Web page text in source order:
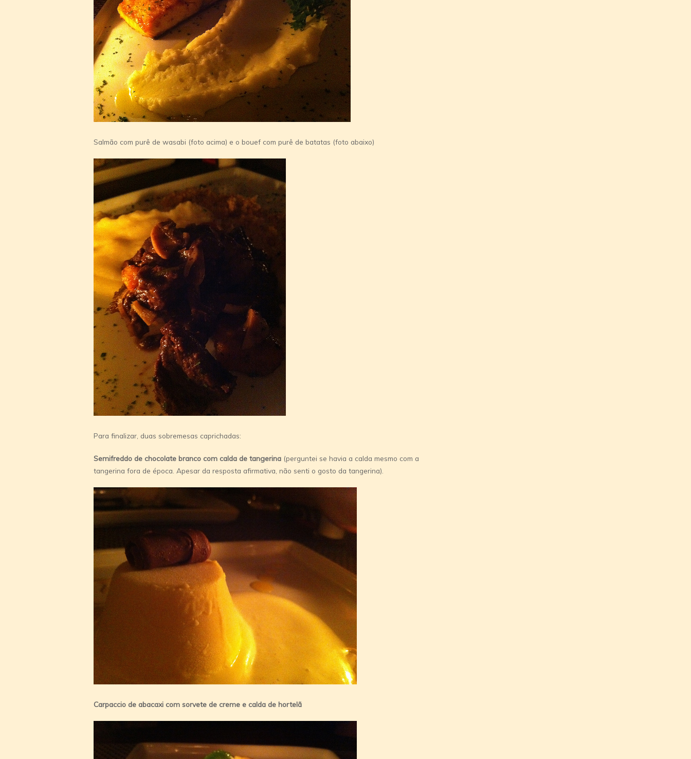
Salmão com purê de wasabi (foto acima) e o bouef com purê de batatas (foto abaixo)
Para finalizar, duas sobremesas caprichadas:
Semifreddo de chocolate branco com calda de tangerina (perguntei se havia a calda mesmo com a
tangerina fora de época. Apesar da resposta afirmativa, não senti o gosto da tangerina).
Carpaccio de abacaxi com sorvete de creme e calda de hortelã